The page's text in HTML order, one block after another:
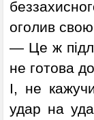
оголив
— Це ж
не готова
І, не
удар на